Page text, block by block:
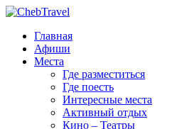
Главная
Афиши
Места
Где разместиться
Где поесть
Интересные места
Активный отдых
Кино – Театры